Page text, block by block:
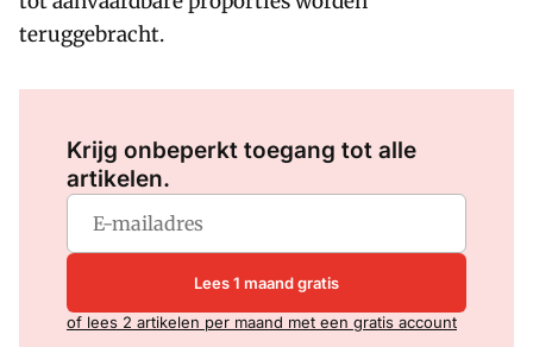
teruggebracht.
Krijg onbeperkt toegang tot alle
artikelen.
Lees 1 maand gratis
of lees 2 artikelen per maand met een gratis account